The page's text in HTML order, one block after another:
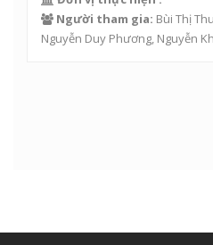
Người tham gia: Bùi Thị
Nguyễn Duy Phương, Nguyễn